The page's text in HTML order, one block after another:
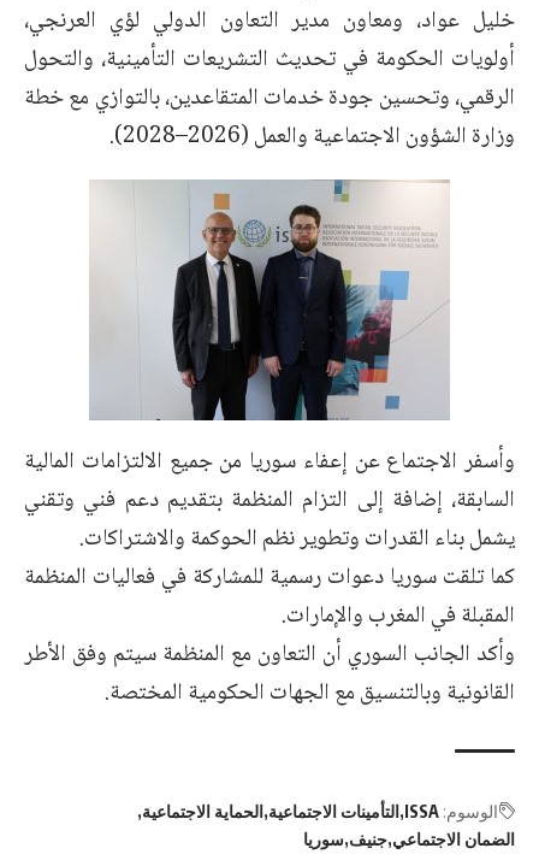
خليل عواد، ومعاون مدير التعاون الدولي لؤي العرنجي،
أولويات الحكومة في تحديث التشريعات التأمينية، والتحول
الرقمي، وتحسين جودة خدمات المتقاعدين، بالتوازي مع خطة
وزارة الشؤون الاجتماعية والعمل (2026–2028).
وأسفر الاجتماع عن إعفاء سوريا من جميع الالتزامات المالية
السابقة، إضافة إلى التزام المنظمة بتقديم دعم فني وتقني
يشمل بناء القدرات وتطوير نظم الحوكمة والاشتراكات.
كما تلقت سوريا دعوات رسمية للمشاركة في فعاليات المنظمة
المقبلة في المغرب والإمارات.
وأكد الجانب السوري أن التعاون مع المنظمة سيتم وفق الأطر
القانونية وبالتنسيق مع الجهات الحكومية المختصة.
الوسوم: ISSA التأمينات الاجتماعية الحماية الاجتماعية
الضمان الاجتماعي جنيف سوريا